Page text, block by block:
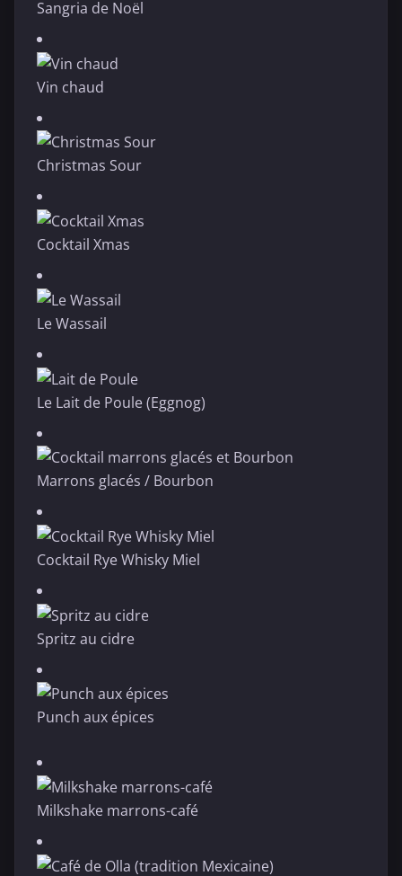
Sangria de Noël
Vin chaud
Christmas Sour
Cocktail Xmas
Le Wassail
Le Lait de Poule (Eggnog)
Marrons glacés / Bourbon
Cocktail Rye Whisky Miel
Spritz au cidre
Punch aux épices
Milkshake marrons-café